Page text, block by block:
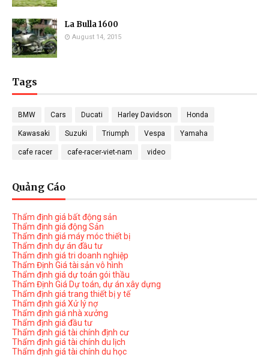
La Bulla 1600
August 14, 2015
Tags
BMW Cars Ducati Harley Davidson Honda
Kawasaki Suzuki Triumph Vespa Yamaha
cafe racer cafe-racer-viet-nam video
Quảng Cáo
Thẩm định giá bất động sản
Thẩm định giá động Sản
Thẩm định giá máy móc thiết bị
Thẩm định dự án đầu tư
Thẩm định giá tri doanh nghiệp
Thẩm Định Giá tài sản vô hình
Thẩm định giá dự toán gói thầu
Thẩm Định Giá Dự toán, dự án xây dựng
Thẩm định giá trang thiết bị y tế
Thẩm định giá Xử lý nợ
Thẩm định giá nhà xưởng
Thẩm định giá đầu tư
Thẩm định giá tài chính định cư
Thẩm định giá tài chính du lịch
Thẩm định giá tài chính du học